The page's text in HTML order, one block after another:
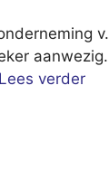
v.
aanwezig.
Lees verder